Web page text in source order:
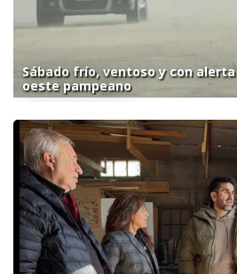
Sábado frío, ventoso y con
oeste pampeano